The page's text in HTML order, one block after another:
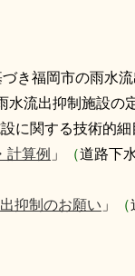
き福岡市の雨水
水流出抑制施設の
に関する技術的細
計算例 」 （道路下
抑制のお願い 」 （